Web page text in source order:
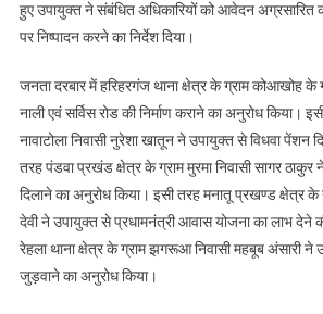
हुए उपायुक्त ने संबंधित अधिकारियों को आवेदन अग्रसारित
पर निष्पादन करने का निर्देश दिया।
जनता दरबार में हरिहरगंज थाना क्षेत्र के ग्राम कोआखोह
नाली एवं सर्विस रोड की निर्माण कराने का अनुरोध किया।
नावाटोला निवासी नुरेशा खातून ने उपायुक्त से विधवा पेंशन
तरह पंडवा प्रखंड क्षेत्र के ग्राम मुरमा निवासी सागर ठाकुर
दिलाने का अनुरोध किया। इसी तरह मनातू प्रखण्ड क्षेत्र के
देवी ने उपायुक्त से प्रधामनंत्री आवास योजना का लाभ देने
रेहला थाना क्षेत्र के ग्राम झगरूआ निवासी महबूब अंसारी ने
जुड़वाने का अनुरोध किया।